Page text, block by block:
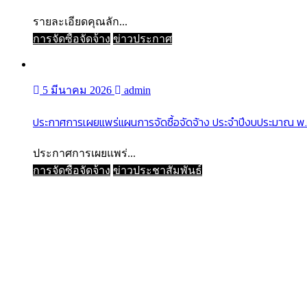
รายละเอียดคุณลัก...
การจัดซื้อจัดจ้าง ข่าวประกาศ
5 มีนาคม 2026 admin
ประกาศการเผยแพร่แผนการจัดซื้อจัดจ้าง ประจำปีงบประมาณ พ
ประกาศการเผยแพร่...
การจัดซื้อจัดจ้าง ข่าวประชาสัมพันธ์